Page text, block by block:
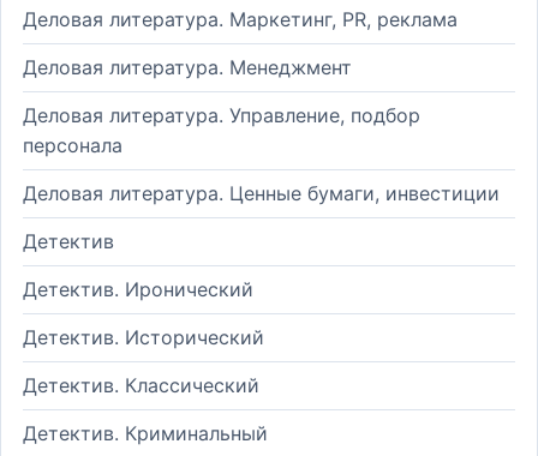
Деловая литература. Маркетинг, PR, реклама
Деловая литература. Менеджмент
Деловая литература. Управление, подбор
персонала
Деловая литература. Ценные бумаги, инвестиции
Детектив
Детектив. Иронический
Детектив. Исторический
Детектив. Классический
Детектив. Криминальный